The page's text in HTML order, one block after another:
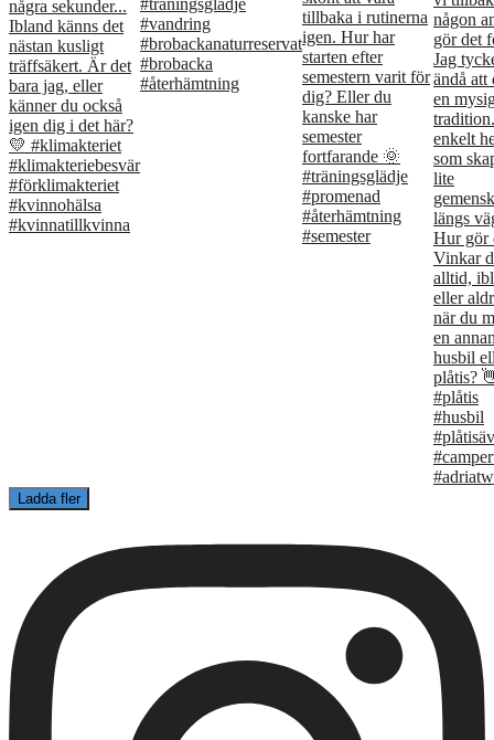
Ladda fler